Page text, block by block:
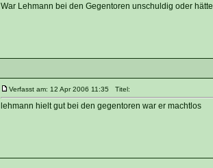
War Lehmann bei den Gegentoren unschuldig oder
Verfasst am: 12 Apr 2006 11:35 Titel:
lehmann hielt gut bei den gegentoren war er machtlos